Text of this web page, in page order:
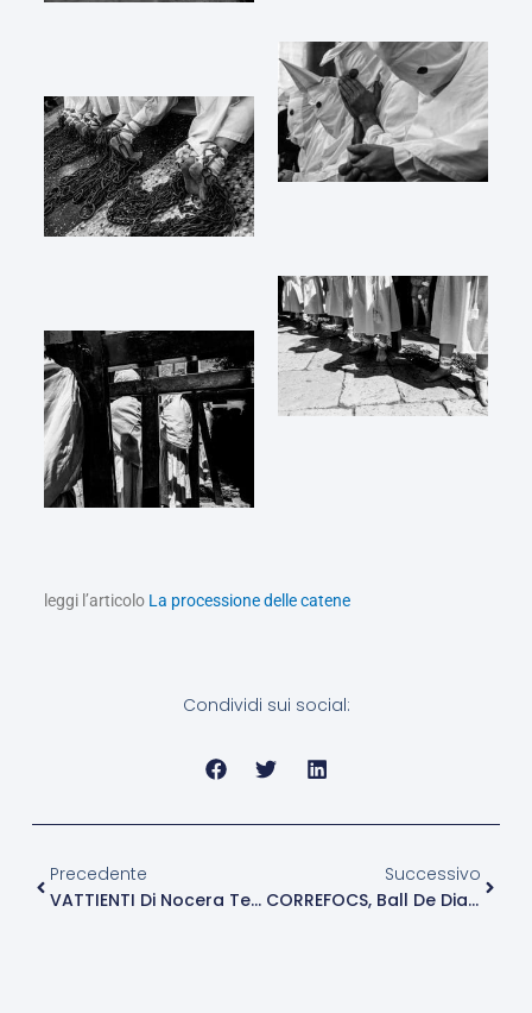
leggi l’articolo La processione delle catene
Condividi sui social:
Precedente
VATTIENTI Di Nocera Terinese
Successivo
CORREFOCS, Ball De Diables A Tarragona